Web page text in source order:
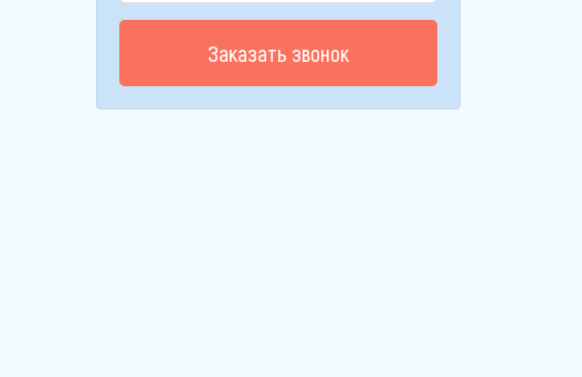
Заказать звонок